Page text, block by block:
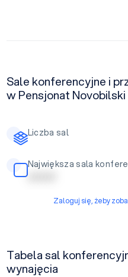
Sale konferencyjne i
w Pensjonat Novobilski
Liczba sal
Największa sala
| | | | | | | |
Zaloguj się, żeby
Tabela sal
wynajęcia